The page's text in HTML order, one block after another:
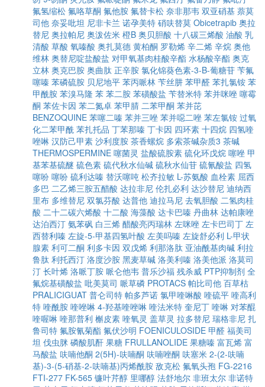
氟氢缩松 氟咯草酮 氟他胺 氟替卡松 奈非那韦 双亚硝基 萘莫
司他 奈妥吡坦 尼非卡兰 诺孕美特 硝呋替莫 Obicetrapib 奥拉
替尼 奥拉帕尼 奥泼佐米 橙B 奥贝胆酸 十八碳三烯酸 油酸 乳
清酸 草酸 氧嗪酸 奥扎莫德 黄柏酮 罗勒烯 辛二烯 辛烷 奥他
维林 奥替尼啶盐酸盐 对甲氧基肉桂酸辛酯 水杨酸辛酯 奥克
立林 奥克巴胺 奥曲肽 正辛胺 氯化锦葵色素-3-Β-葡糖苷 苄氟
噻嗪 苯磷硫胺 贝尼地平 苯丙哌林 苄丝肼 苯甲醛 苯扎氯铵 苯
甲酰胺 苯溴马隆 苯 苯二胺 苯磺酸盐 苄替米特 苯并咪唑 噻霉
酮 苯佐卡因 苯二氮卓 苯甲腈 二苯甲酮 苯并芘
BENZOQUINE 苯噻二嗪 苯并三唑 苯并噁二唑 苯左氯铵 过氧
化二苯甲酰 苯扎托品 丁苯那嗪 丁卡因 四环素 十四烷 四氢喹
唑啉 汉防己甲素 沙利度胺 茶香螺烷 多索茶碱杂质3 茶碱
THERMOSPERMINE 噻菌灵 盐酸硫胺素 硫化环戊烷 噻唑 甲
基苯基硫醚 硫色素 硫代秋水仙碱 硫秋水仙苷 硫氰酸盐 四氢
噻吩 噻吩 硫利达嗪 替沃噻吨 松齐拉敏 L-苏氨酸 血栓素 屈西
多巴 二乙烯三胺五醋酸 达拉非尼 伦扎必利 达沙替尼 迪纳西
里布 多维替尼 双氯芬酸 达普他 迪拉马尼 去氧胆酸 二氢肉桂
酸 二十二碳六烯酸 十二酸 海藻酸 达卡巴嗪 丹曲林 达帕康唑
达泊西汀 氨苯砜 白三烯 醋酸亮丙瑞林 左咪唑 左卡巴司丁 左
西替利嗪 左旋-5-甲基四氢叶酸 左美吗嗪 左旋舒必利 L-甲状
腺素 利可二酮 利多卡因 双戊烯 利那洛肽 亚油酰基肉碱 利拉
鲁肽 利托西汀 洛度沙胺 黑麦草碱 洛美利嗪 洛美他派 洛莫司
汀 长叶烯 洛哌丁胺 哌仑他韦 普乐沙福 残杀威 PTP抑制剂 全
氟烷基磺酸盐 吡美莫司 哌草磷 PROTACS 帕比司他 百草枯
PRALICIGUAT 普仑司特 帕多芦诺 氯甲喹啉酸 喹硫平 喹高利
特 喹酰胺 喹唑啉 4-羟基喹唑啉 喹法米特 奎尼丁 喹啉 对苯醌
喹喔啉 喹那普利 槲皮素 喹氧灵 盖草灵 拉多替尼 瑞格非尼 扎
鲁司特 氟胺氰菊酯 氟伏沙明 FOENICULOSIDE 甲醛 福美司
坦 伐虫脒 磷酸肌酐 果糖 FRULLANOLIDE 果糖嗪 富瓦烯 富
马酸盐 呋喃他酮 2(5H)-呋喃酮 呋喃唑酮 呋塞米 2-(2-呋喃
基)-3-(5-硝基-2-呋喃基)丙烯酰胺 敌克松 氟氧头孢 FG-2216
FTI-277 FK-565 镰叶芹醇 里哪醇 法舒地尔 非班太尔 非诺特